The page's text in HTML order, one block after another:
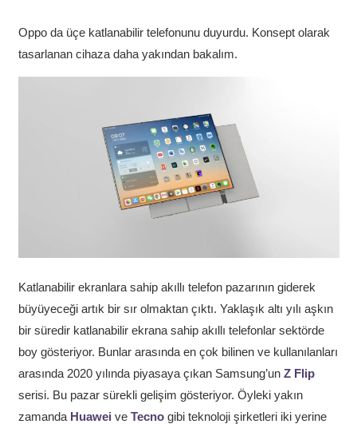
Oppo da üçe katlanabilir telefonunu duyurdu. Konsept olarak
tasarlanan cihaza daha yakından bakalım.
Katlanabilir ekranlara sahip akıllı telefon pazarının giderek
büyüyeceği artık bir sır olmaktan çıktı. Yaklaşık altı yılı aşkın
bir süredir katlanabilir ekrana sahip akıllı telefonlar sektörde
boy gösteriyor. Bunlar arasında en çok bilinen ve kullanılanları
arasında 2020 yılında piyasaya çıkan Samsung’un Z Flip
serisi. Bu pazar sürekli gelişim gösteriyor. Öyleki yakın
zamanda Huawei ve Tecnogibi teknoloji şirketleri iki yerine